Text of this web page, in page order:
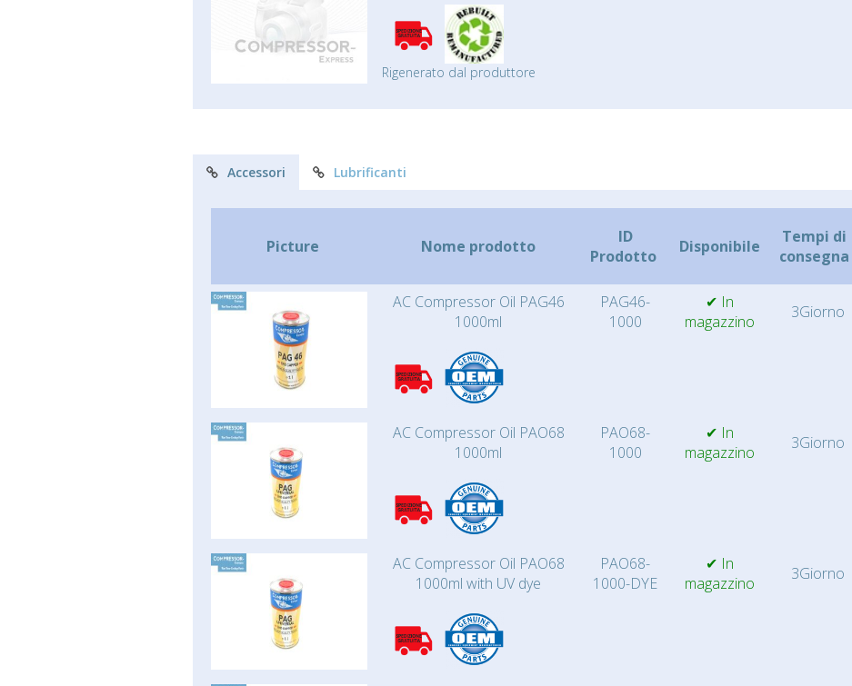
Rigenerato dal produttore
Accessori Lubrificanti
Picture Nome prodotto
ID
Prodotto
Disponibile
Tempi di
consegna
AC Compressor Oil PAG46
1000ml
PAG46-
1000
✔ In
magazzino
3Giorno
AC Compressor Oil PAO68
1000ml
PAO68-
1000
✔ In
magazzino
3Giorno
AC Compressor Oil PAO68
1000ml with UV dye
PAO68-
1000-DYE
✔ In
magazzino
3Giorno